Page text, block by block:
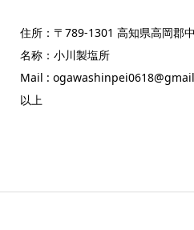
住所：〒789-1301 高知県高岡郡
名称：小川製塩所
Mail :
以上